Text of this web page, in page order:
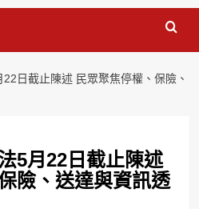
日截止陳述 民眾聚焦停權、保險、
5月22日截止陳述
險、送達與資訊透